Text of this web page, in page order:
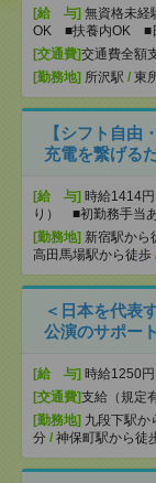
[給 与] 無資格未
OK ■扶養内OK ■
[交通費]交通費全額
[勤務地] 所沢駅 / 東
【シフト自由
充電を繋げる
[給 与] 時給1414
り） ■初勤務手当
[勤務地] 新宿駅から
高田馬場駅から徒歩
＜日本を代表
公演のサポー
[給 与] 時給1250円
[交通費]支給（規定
[勤務地] 九段下駅か
分 / 神保町駅から徒